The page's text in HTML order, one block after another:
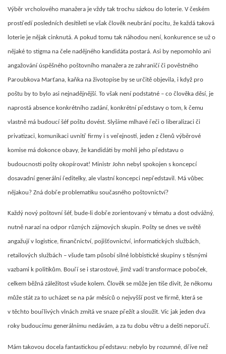
Výběr vrcholového manažera je vždy tak trochu sázkou do loterie. V českém
prostředí posledních desítiletí se však člověk neubrání pocitu, že každá taková
loterie je nějak cinknutá. A pokud tomu tak náhodou není, konkurence se už o
nějaké to stigma na čele nadějného kandidáta postará. Asi by nepomohlo ani
angažování úspěšného poštovního manažera ze zahraničí či pověstného
Paroubkova Marťana, kaňka na životopise by se určitě objevila, i když pro
poštu by to bylo asi nejnadějnější. To však není podstatné – co člověka děsí, je
naprostá absence konkrétního zadání, konkrétní představy o tom, k čemu
vlastně má budoucí šéf poštu dovést. Slyšíme mlhavé řeči o liberalizaci či
privatizaci, komunikaci uvnitř firmy i s veřejností, jeden z členů výběrové
komise má dokonce obavy, že kandidáti by mohli jeho představu o
budoucnosti pošty okopírovat! Ministr John nebyl spokojen s koncepcí
dosavadní generální ředitelky, ale vlastní koncepci nepředstavil. Má vůbec
nějakou? Zná dobře problematiku současného poštovnictví?
Každý nový poštovní šéf, bude-li dobře zorientovaný v tématu a dost odvážný,
nutně narazí na odpor různých zájmových skupin. Pošty se dnes ve světě
angažují v logistice, finančnictví, pojišťovnictví, informatických službách,
retailových službách – všude tam působí silné lobbistické skupiny s těsnými
vazbami k politikům. Bouří se i starostové, jimž vadí transformace poboček,
celkem běžná záležitost všude kolem. Člověk se může jen tiše divit, že někomu
může stát za to ucházet se na pár měsíců o nejvyšší post ve firmě, která se
v těchto bouřlivých vlnách zmítá ve snaze přežít a sloužit. Víc jak jeden dva
roky budoucímu generálnímu nedávám, a za tu dobu větru a dešti neporučí.
Mám takovou docela fantastickou představu: nebylo by rozumné, dříve než